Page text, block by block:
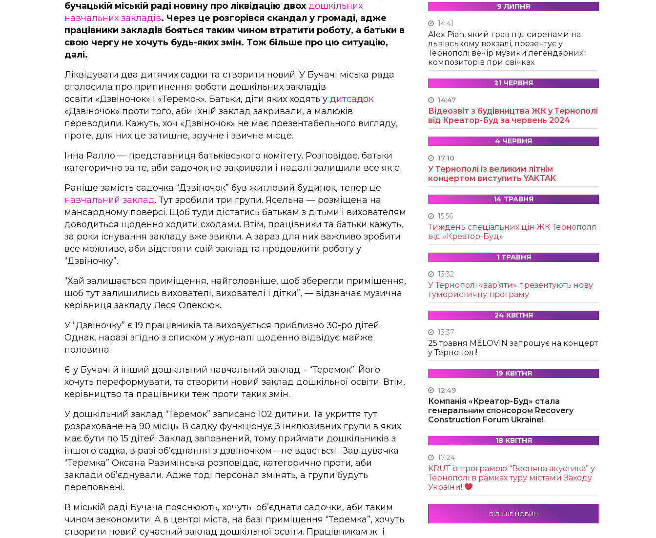
бучацькій міській раді новину про ліквідацію двох дошкільних
навчальних закладів. Через це розгорівся скандал у громаді, адже
працівники закладів бояться таким чином втратити роботу, а батьки в
свою чергу не хочуть будь-яких змін. Тож більше про цю ситуацію,
далі.
Ліквідувати два дитячих садки та створити новий. У Бучачі міська рада
оголосила про припинення роботи дошкільних закладів
освіти «Дзвіночок» І «Теремок». Батьки, діти яких ходять у дитсадок
«Дзвіночок» проти того, аби їхній заклад закривали, а малюків
переводили. Кажуть, хоч «Дзвіночок» не має презентабельного вигляду,
проте, для них це затишне, зручне і звичне місце.
Інна Ралло — представниця батьківського комітету. Розповідає, батьки
категорично за те, аби садочок не закривали і надалі залишили все як є.
Раніше замість садочка “Дзвіночок” був житловий будинок, тепер це
навчальний заклад. Тут зробили три групи. Ясельна — розміщена на
мансардному поверсі. Щоб туди дістатись батькам з дітьми і вихователям
доводиться щоденно ходити сходами. Втім, працівники та батьки кажуть,
за роки існування закладу вже звикли. А зараз для них важливо зробити
все можливе, аби відстояти свій заклад та продовжити роботу у
“Дзвіночку”.
“Хай залишається приміщення, найголовніше, щоб зберегли приміщення,
щоб тут залишились вихователі, вихователі і дітки”, — відзначає музична
керівниця закладу Леся Олексюк.
У “Дзвіночку” є 19 працівників та виховується приблизно 30-ро дітей.
Однак, наразі згідно з списком у журналі щоденно відвідує майже
половина.
Є у Бучачі й інший дошкільний навчальний заклад – “Теремок”. Його
хочуть переформувати, та створити новий заклад дошкільної освіти. Втім,
керівництво та працівники теж проти таких змін.
У дошкільний заклад “Теремок” записано 102 дитини. Та укриття тут
розраховане на 90 місць. В садку функціонує 3 інклюзивних групи в яких
має бути по 15 дітей. Заклад заповнений, тому приймати дошкільників з
іншого садка, в разі об’єднання з дзвіночком – не вдасться. Завідувачка
“Теремка” Оксана Разимінська розповідає, категорично проти, аби
заклади об’єднували. Адже тоді персонал змінять, а групи будуть
переповнені.
В міській раді Бучача пояснюють, хочуть об’єднати садочки, аби таким
чином зекономити. А в центрі міста, на базі приміщення “Теремка”, хочуть
створити новий сучасний заклад дошкільної освіти. Працівникам ж і
9 ЛИПНЯ
14:41
Alex Pian, який грав під сиренами на
львівському вокзалі, презентує у
Тернополі вечір музики легендарних
композиторів при свічках
21 ЧЕРВНЯ
14:47
Відеозвіт з будівництва ЖК у Тернополі
від Креатор-Буд за червень 2024
4 ЧЕРВНЯ
17:10
У Тернополі із великим літнім
концертом виступить YAKTAK
14 ТРАВНЯ
15:56
Тиждень спеціальних цін ЖК Тернополя
від «Креатор-Буд»
1 ТРАВНЯ
13:32
У Тернополі «вар’яти» презентують нову
гумористичну програму
24 КВІТНЯ
13:37
25 травня MÉLOVIN запрошує на концерт
у Тернополі!
19 КВІТНЯ
12:49
Компанія «Креатор-Буд» стала
генеральним спонсором Recovery
Construction Forum Ukraine!
18 КВІТНЯ
17:24
KRUТ із програмою “Весняна акустика” у
Тернополі в рамках туру містами Заходу
України!
БІЛЬШЕ НОВИН